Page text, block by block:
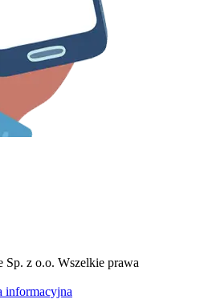
z o.o. Wszelkie prawa
informacyjna